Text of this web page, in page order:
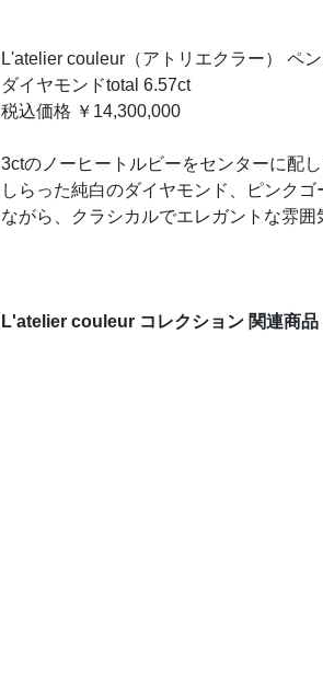
L'atelier couleur（アトリエクラー） ペ
ダイヤモンドtotal 6.57ct
税込価格 ￥14,300,000
3ctのノーヒートルビーをセンターに配
しらった純白のダイヤモンド、ピンク
ながら、クラシカルでエレガントな雰囲
L'atelier couleur コレクション 関連商品